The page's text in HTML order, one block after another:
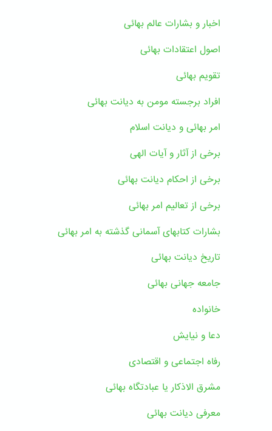
اخبار و بشارات عالم بهائى
اصول اعتقادات بهائی
تقویم بهائی
افراد برجسته مومن به دیانت بهائی
امر بهائی و دیانت اسلام
برخی از آثار و آیات الهی
برخی از احکام دیانت بهائی
برخی از تعالیم امر بهائی
بشارات کتابهای آسمانی گذشته به امر بهائی
تاریخ دیانت بهائی
جامعه جهانی بهائی
خانواده
دعا و نیایش
رفاه اجتماعی و اقتصادی
مشرق الاذکار یا عبادتگاه بهائی
معرفی دیانت بهائی